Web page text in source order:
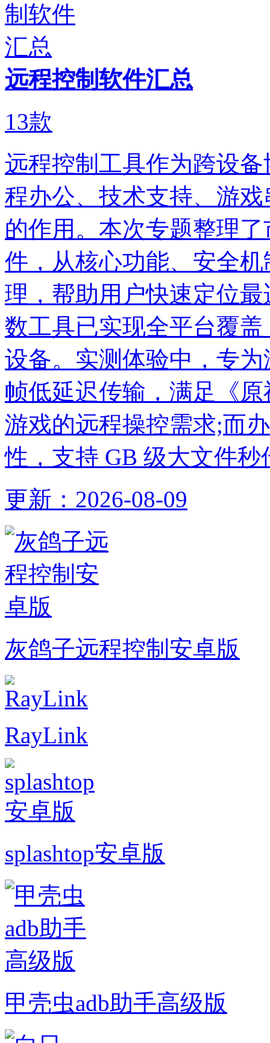
远程控制软件汇总
13款
远程控制工具作为跨设
程办公、技术支持、游
的作用。本次专题整理
件，从核心功能、安全
理，帮助用户快速定位
数工具已实现全平台覆
设备。实测体验中，专
帧低延迟传输，满足《
游戏的远程操控需求;而
性，支持 GB 级大文件
更新： 2026-08-09
灰鸽子远程控制安卓版
RayLink
splashtop安卓版
甲壳虫adb助手高级版